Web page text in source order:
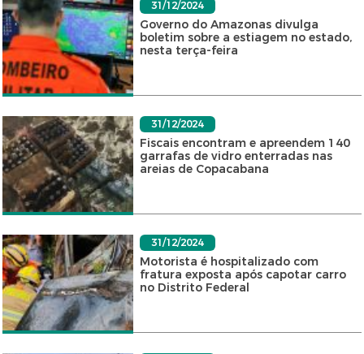
31/12/2024
Governo do Amazonas divulga
boletim sobre a estiagem no estado,
nesta terça-feira
31/12/2024
Fiscais encontram e apreendem 140
garrafas de vidro enterradas nas
areias de Copacabana
31/12/2024
Motorista é hospitalizado com
fratura exposta após capotar carro
no Distrito Federal